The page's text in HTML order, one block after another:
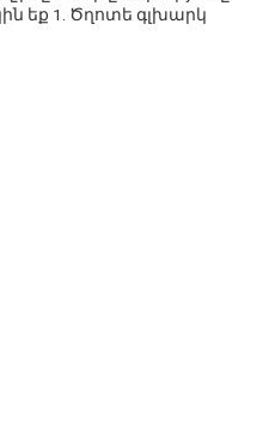
եք 1. Ծղոտե գլխարկ